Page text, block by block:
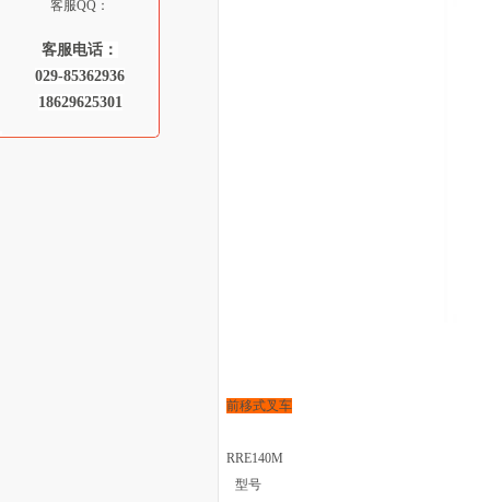
客服QQ：
客服电话：
029-85362936
18629625301
前移式叉车
RRE140M
型号